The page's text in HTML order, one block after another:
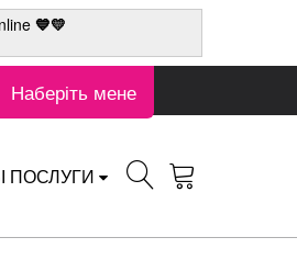
💙💛
Наберіть мене
ПОСЛУГИ